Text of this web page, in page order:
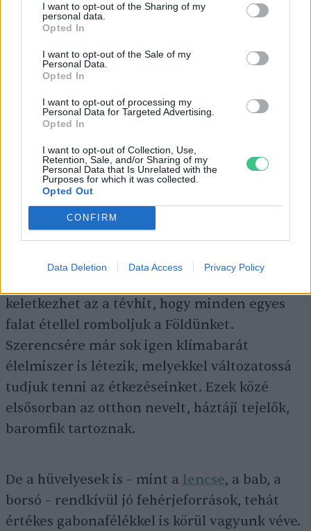
I want to opt-out of the Sharing of my
personal data.
Opted In
I want to opt-out of the Sale of my
Personal Data.
Opted In
I want to opt-out of processing my
Personal Data for Targeted Advertising.
Opted In
I want to opt-out of Collection, Use,
Retention, Sale, and/or Sharing of my
Personal Data that Is Unrelated with the
Purposes for which it was collected.
Opted Out
CONFIRM
Data Deletion Data Access Privacy Policy
Termesztése pedig folyamatosan bővül, 2024-
re 107,6 millió tonnára emelkedhet az
előállított pálmaolaj mennyisége. Fő
termőterülete Indonézia, ahol az esőerdőből
következtében 2001 és 2018 között 25,6 millió
hektáron irtották ki az erdőt. (Ez nagyjából
akkora terület, mint Új-Zéland.)
Ne menjen el a kedved a sok
negatív adat miatt!
keletkezhet az a tévhit, hogy minden egyes
falat étellel romboljuk a Földünket.
Szerencsére már sok igen klímabarát
élelmiszer is létezik, melyekkel változatossá
tudjuk tenni az étkezéseinket. Ezek közé
elsősorban az otthon nevelt, háztáji tejelők,
baromfik tartoznak.
De a hüvelyesek is – mint a lencse, a bab, a
borsó – rendkívül jó fehérjeforrások, tehát
értékes gabonafélékkel is körül vagyunk véve.